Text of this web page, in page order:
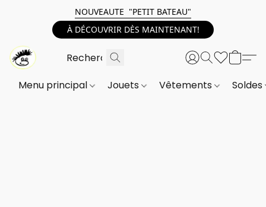
NOUVEAUTE "PETIT BATEAU"
À DÉCOUVRIR DÈS MAINTENANT!
Menu principal Jouets Vêtements Soldes